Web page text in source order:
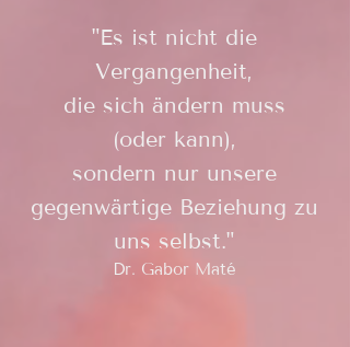
"Es ist nicht die
Vergangenheit,
die sich ändern muss
(oder kann),
sondern nur unsere
gegenwärtige Beziehung zu
uns selbst."
Dr. Gabor Maté